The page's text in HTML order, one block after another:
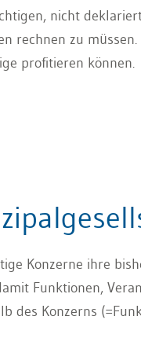
nicht
rechnen zu
profitieren können.
Konzerne ihre
Funktionen,
des Konzerns